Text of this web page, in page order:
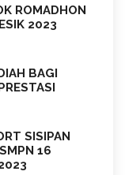
ROMADHON
2023
BAGI
SISIPAN
16